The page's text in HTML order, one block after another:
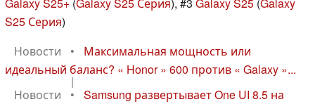
S25 Серия)
Новости
•
Максимальная мощность или
идеальный баланс? « Honor » 600 против « Galaxy »...
|
Новости
•
Samsung развертывает One UI 8.5 на